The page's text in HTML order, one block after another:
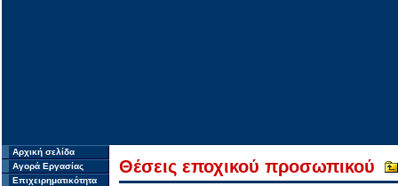
Αρχική σελίδα
Αγορά Εργασίας
Επιχειρηματικότητα
Θέσεις εποχικού προσωπικού